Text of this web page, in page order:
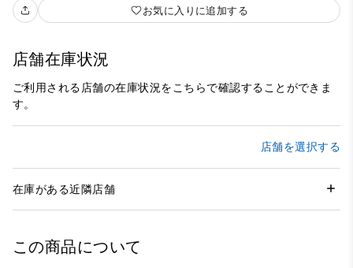
お気に入りに追加する
店舗在庫状況
ご利用される店舗の在庫状況をこちらで確認することができま
す。
店舗を選択する
在庫がある近隣店舗
この商品について